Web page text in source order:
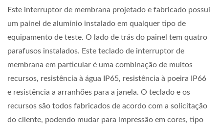
Este interruptor de membrana projetado e fabricado possui
um painel de alumínio instalado em qualquer tipo de
equipamento de teste. O lado de trás do painel tem quatro
parafusos instalados. Este teclado de interruptor de
membrana em particular é uma combinação de muitos
recursos, resistência à água IP65, resistência à poeira IP66
e resistência a arranhões para a janela. O teclado e os
recursos são todos fabricados de acordo com a solicitação
do cliente, podendo mudar para impressão em cores, tipo